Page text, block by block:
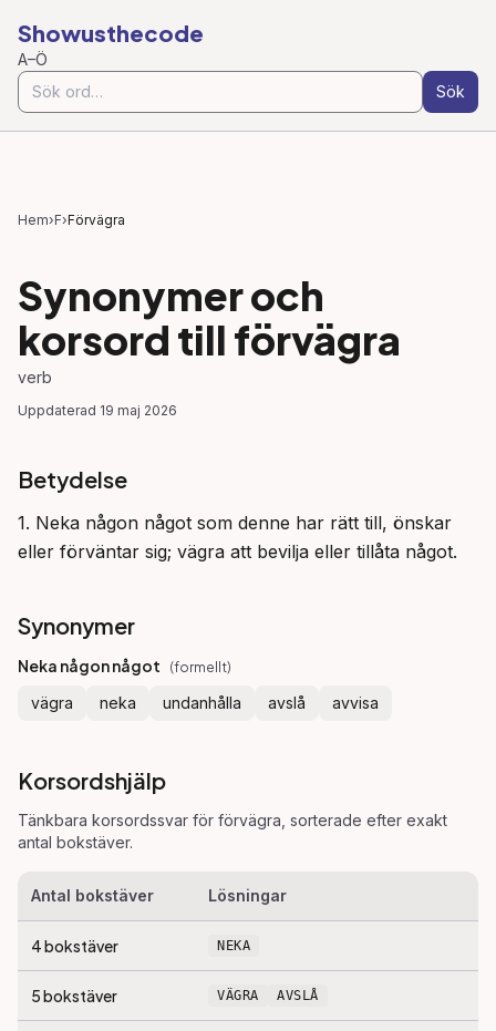
Showusthecode
A–Ö
Sök
Hem›F›Förvägra
Synonymer och
korsord till förvägra
verb
Uppdaterad 19 maj 2026
Betydelse
1. Neka någon något som denne har rätt till, önskar
eller förväntar sig; vägra att bevilja eller tillåta något.
Synonymer
Neka någon något (formellt)
vägra neka undanhålla avslå avvisa
Korsordshjälp
Tänkbara korsordssvar för förvägra , sorterade efter exakt
antal bokstäver.
Antal bokstäver Lösningar
4bokstäver NEKA
5bokstäver VÄGRA AVSLÅ